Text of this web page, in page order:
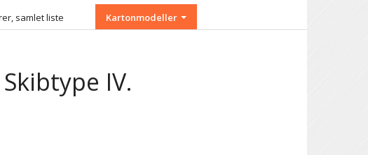
samlet liste Kartonmodeller
IV.